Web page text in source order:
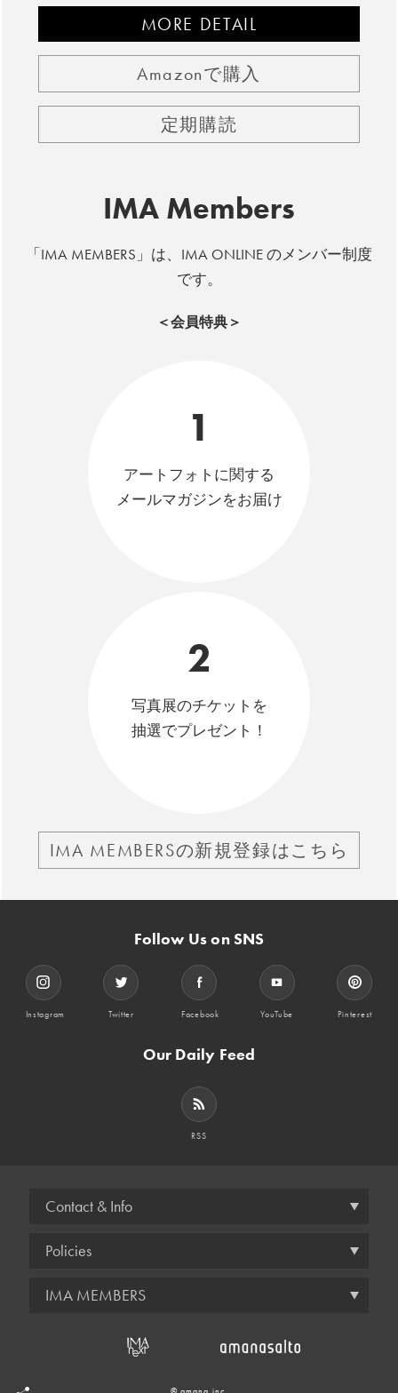
MORE DETAIL
Amazonで購入
定期購読
IMA Members
「IMA MEMBERS」は、IMA ONLINE のメンバー制度
です。
＜会員特典＞
1
アートフォトに関する
メールマガジンをお届け
2
写真展のチケットを
抽選でプレゼント！
IMA MEMBERSの新規登録はこちら
Follow Us on SNS
Instagram Twitter Facebook YouTube Pinterest
Our Daily Feed
RSS
Contact & Info
Policies
IMA MEMBERS
© amana inc.